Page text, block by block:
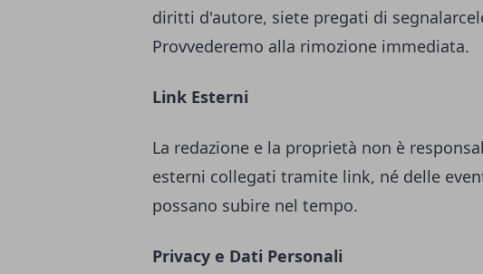
diritti d'autore, siete pregati di
Provvederemo alla rimozione immediata.
Link Esterni
La redazione e la proprietà non è
esterni collegati tramite link, né delle
possano subire nel tempo.
Privacy e Dati Personali